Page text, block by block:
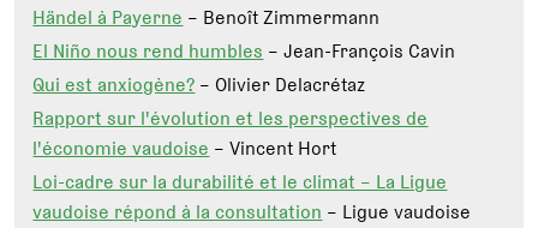
Händel à Payerne – Benoît Zimmermann
El Niño nous rend humbles – Jean-François Cavin
Qui est anxiogène? – Olivier Delacrétaz
Rapport sur l'évolution et les perspectives de
l'économie vaudoise – Vincent Hort
Loi-cadre sur la durabilité et le climat – La Ligue
vaudoise répond à la consultation – Ligue vaudoise